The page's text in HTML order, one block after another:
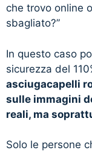
che trovo online
sbagliato?”
In questo caso
sicurezza del
asciugacapelli
sulle immagini
reali, ma
Solo le persone